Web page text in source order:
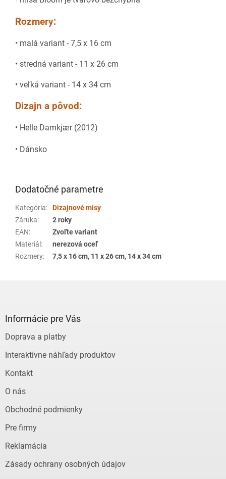
Rozmery:
• malá variant - 7,5 x 16 cm
• stredná variant - 11 x 26 cm
• veľká variant - 14 x 34 cm
Dizajn a pôvod:
• Helle Damkjær (2012)
• Dánsko
Dodatočné parametre
Kategória:
Dizajnové misy
Záruka:
2 roky
EAN:
Zvoľte variant
Materiál :
nerezová oceľ
Rozmery: 7,5 x 16 cm, 11 x 26 cm, 14 x 34 cm
Informácie pre Vás
Doprava a platby
Interaktívne náhľady produktov
Kontakt
O nás
Obchodné podmienky
Pre firmy
Reklamácia
Zásady ochrany osobných údajov